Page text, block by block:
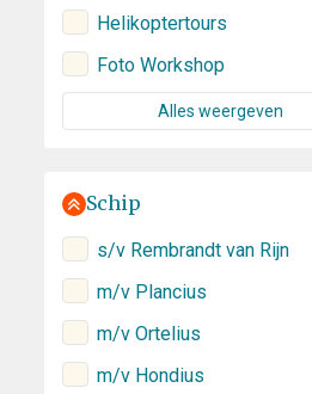
Helikoptertours
Foto Workshop
Alles weergeven
Schip
s/v Rembrandt van Rijn
m/v Plancius
m/v Ortelius
m/v Hondius